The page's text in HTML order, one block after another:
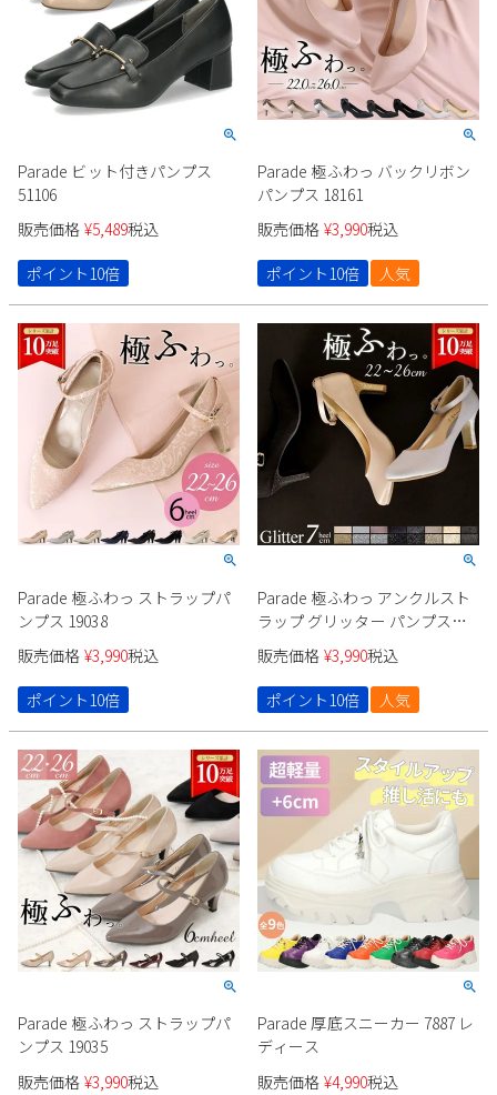
Parade ビット付きパンプス
51106
販売価格 ¥5,489税込
ポイント10倍
Parade 極ふわっ バックリボン
パンプス 18161
販売価格 ¥3,990税込
ポイント10倍
人気
Parade 極ふわっ ストラップパ
ンプス 19038
販売価格 ¥3,990税込
ポイント10倍
Parade 極ふわっ アンクルスト
ラップ グリッター パンプス
18160
販売価格 ¥3,990税込
ポイント10倍
人気
Parade 極ふわっ ストラップパ
ンプス 19035
販売価格 ¥3,990税込
Parade 厚底スニーカー 7887 レ
ディース
販売価格 ¥4,990税込